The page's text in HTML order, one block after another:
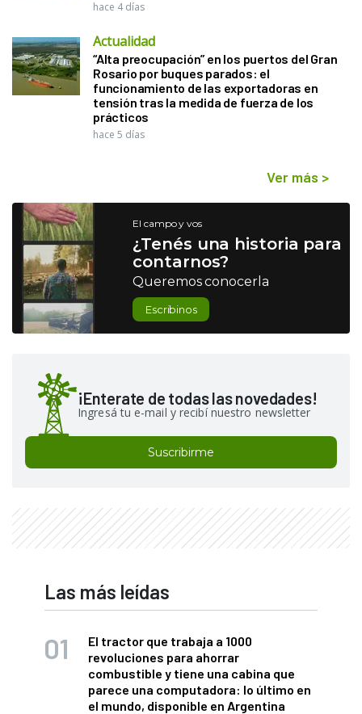
hace 4 días
Actualidad
“Alta preocupación” en los puertos del Gran
Rosario por buques parados: el
funcionamiento de las exportadoras en
tensión tras la medida de fuerza de los
prácticos
hace 5 días
Ver más >
El campo y vos
¿Tenés una historia para
contarnos?
Queremos conocerla
Escribinos
¡Enterate de todas las novedades!
Ingresá tu e-mail y recibí nuestro newsletter
Suscribirme
Las más leídas
El tractor que trabaja a 1000
revoluciones para ahorrar
combustible y tiene una cabina que
parece una computadora: lo último en
el mundo, disponible en Argentina